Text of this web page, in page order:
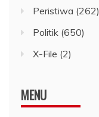
Peristiwa (262)
Politik (650)
X-File (2)
MENU